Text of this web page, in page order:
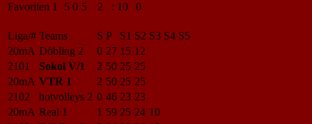
Favoriten 1
5 0 5 2 : 10 0
Liga/# Teams S P S1 S2 S3 S4 S5
20mA Döbling 2 0 27 15 12
2101
Sokol V/1 2 50 25 25
20mA VTR 1 2 50 25 25
2102
hotvolleys 2 0 46 23 23
20mA Real 1 1 59 25 24 10